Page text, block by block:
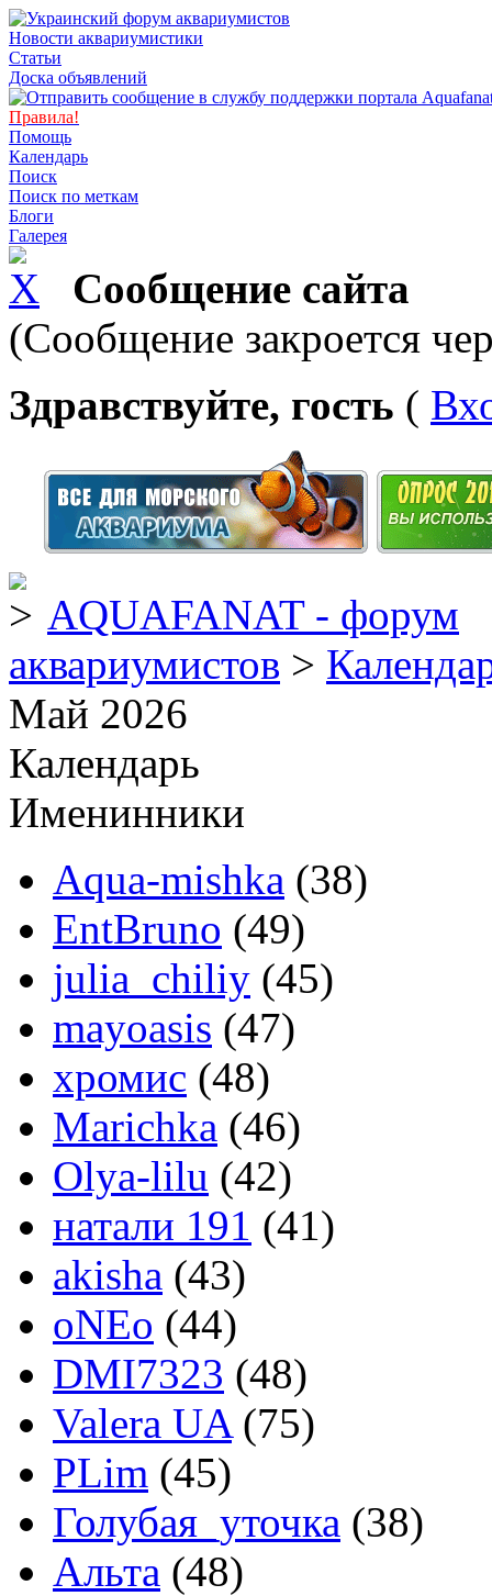
Новости аквариумистики
Статьи
Доска объявлений
Правила!
Помощь
Календарь
Поиск
Поиск по меткам
Блоги
Галерея
Сообщение сайта
(Сообщение закроется
Здравствуйте, гость (
AQUAFANAT - форум
аквариумистов >
Май 2026
Календарь
Именинники
Aqua-mishka (38)
EntBruno (49)
julia_chiliy (45)
mayoasis (47)
хромис (48)
Marichka (46)
Olya-lilu (42)
натали 191 (41)
akisha (43)
oNEo (44)
DMI7323 (48)
Valera UA(75)
PLim (45)
Голубая_уточка (38)
Альта (48)